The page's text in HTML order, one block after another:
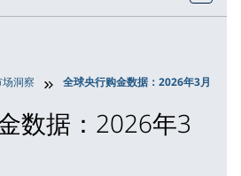
场洞察 全球央行购金数据：2026年3月
数据：2026年3